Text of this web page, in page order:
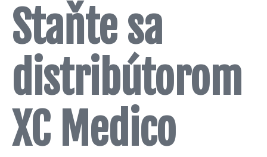
Staňte sa
distribútorom
XC Medico